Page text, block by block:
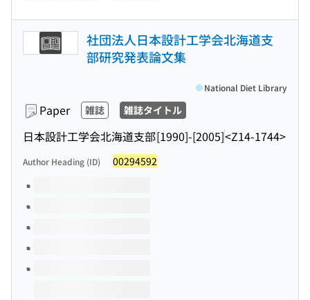
社団法人日本設計工学会北海道支
部研究発表論文集
Paper 雑誌 雑誌タイトル
日本設計工学会北海道支部[1990]-[2005]<Z14-1744>
National Diet Library
Author Heading (ID) 00294592
Volumes of this title